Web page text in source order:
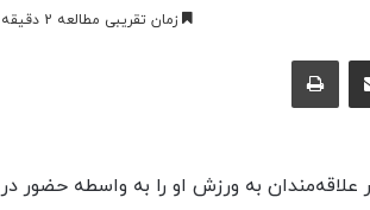
زمان تقریبی مطالعه 2 دقیقه
به ورزش او را به واسطه حضور در